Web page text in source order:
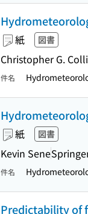
紙 図書
Christopher G.
件名
紙 図書
Kevin Sene
件名
Predictability of